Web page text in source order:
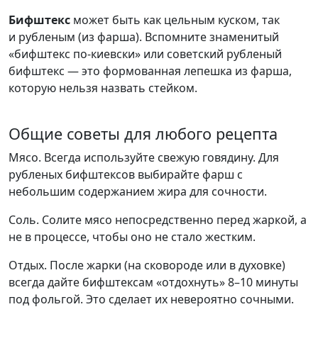
Бифштекс может быть как цельным куском, так
и рубленым (из фарша). Вспомните знаменитый
«бифштекс по-киевски» или советский рубленый
бифштекс — это формованная лепешка из фарша,
которую нельзя назвать стейком.
Общие советы для любого рецепта
Мясо. Всегда используйте свежую говядину. Для
рубленых бифштексов выбирайте фарш с
небольшим содержанием жира для сочности.
Соль. Солите мясо непосредственно перед жаркой, а
не в процессе, чтобы оно не стало жестким.
Отдых. После жарки (на сковороде или в духовке)
всегда дайте бифштексам «отдохнуть» 8–10 минуты
под фольгой. Это сделает их невероятно сочными.